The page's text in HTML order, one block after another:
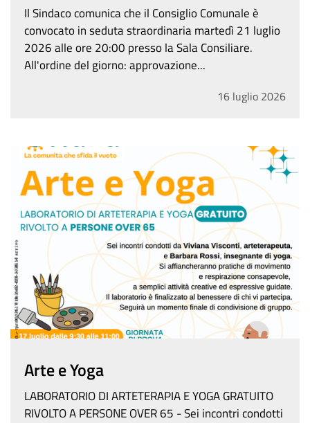
Il Sindaco comunica che il Consiglio Comunale è
convocato in seduta straordinaria martedì 21 luglio
2026 alle ore 20:00 presso la Sala Consiliare.
All'ordine del giorno: approvazione...
16 luglio 2026
Arte e Yoga
LABORATORIO DI ARTETERAPIA E YOGA GRATUITO
RIVOLTO A PERSONE OVER 65 - Sei incontri condotti